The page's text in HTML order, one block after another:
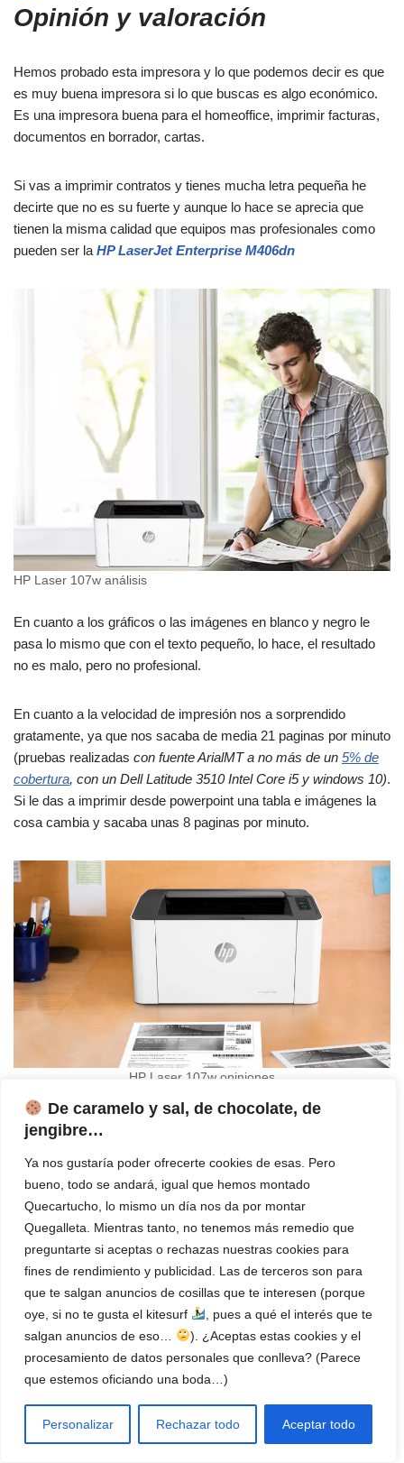
De caramelo y sal, de chocolate, de
jengibre…
Ya nos gustaría poder ofrecerte cookies de esas. Pero
bueno, todo se andará, igual que hemos montado
Quecartucho, lo mismo un día nos da por montar
Quegalleta. Mientras tanto, no tenemos más remedio que
preguntarte si aceptas o rechazas nuestras cookies para
fines de rendimiento y publicidad. Las de terceros son para
que te salgan anuncios de cosillas que te interesen (porque
oye, si no te gusta el kitesurf
, pues a qué el interés que te
salgan anuncios de eso…
). ¿Aceptas estas cookies y el
procesamiento de datos personales que conlleva? (Parece
que estemos oficiando una boda…)
Personalizar Rechazar todo Aceptar todo
Opinión y valoración
Hemos probado esta impresora y lo que podemos decir es que
es muy buena impresora si lo que buscas es algo económico.
Es una impresora buena para el homeoffice, imprimir facturas,
documentos en borrador, cartas.
Si vas a imprimir contratos y tienes mucha letra pequeña he
decirte que no es su fuerte y aunque lo hace se aprecia que
tienen la misma calidad que equipos mas profesionales como
pueden ser la HP LaserJet Enterprise M406dn
HP Laser 107w análisis
En cuanto a los gráficos o las imágenes en blanco y negro le
pasa lo mismo que con el texto pequeño, lo hace, el resultado
no es malo, pero no profesional.
En cuanto a la velocidad de impresión nos a sorprendido
gratamente, ya que nos sacaba de media 21 paginas por minuto
(pruebas realizadas con fuente ArialMT a no más de un 5% de
cobertura, con un Dell Latitude 3510 Intel Core i5 y windows 10).
Si le das a imprimir desde powerpoint una tabla e imágenes la
cosa cambia y sacaba unas 8 paginas por minuto.
HP Laser 107w opiniones
Después de hacer un análisis exhaustivo de esta impresora HP,
hemos concluido que se trata de una impresora básica pero
eficiente que ha ganado reputación positiva entre diversos
clientes, quienes, en su mayoría, coinciden con que:
La impresora es muy fácil instalarla y configurarla por wifi.
Muy recomendable para uso casero.
Compacta y rápida, más fácil de configurar Red inalámbrica
por cable que por WiFi. Buena impresión general
Después de unos meses de uso funciona sin problemas,
muy contento con esta compra además que me salió un
poco más barata ya que la compre en oferta.
De uso va bien, imprime genial, algo lento pero bien. El
problema que tengo es que no es fácil la conexión con wifi